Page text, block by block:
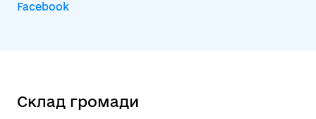
Facebook
Склад громади